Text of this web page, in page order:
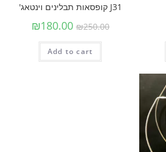
J31 קופסאות תבלינים וינטאג'
₪250.00
₪180.00
Add to cart